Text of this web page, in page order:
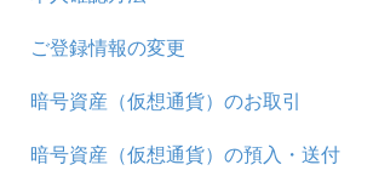
ご登録情報の変更
暗号資産（仮想通貨）のお取引
暗号資産（仮想通貨）の預入・送付